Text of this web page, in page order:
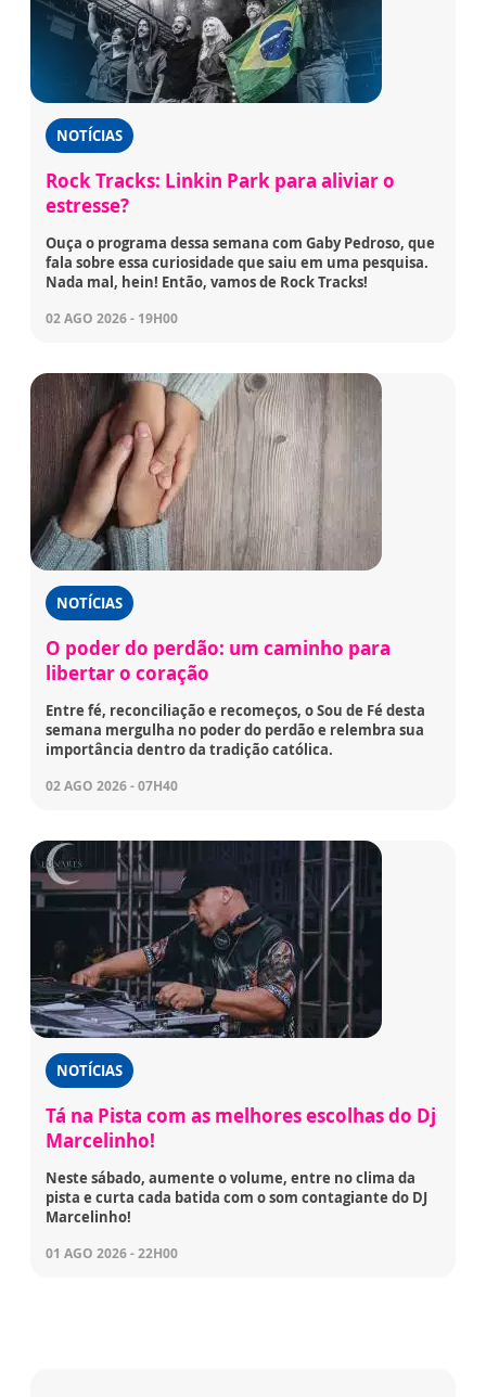
NOTÍCIAS
Rock Tracks: Linkin Park para aliviar o
estresse?
Ouça o programa dessa semana com Gaby Pedroso, que
fala sobre essa curiosidade que saiu em uma pesquisa.
Nada mal, hein! Então, vamos de Rock Tracks!
02 AGO 2026 - 19H00
NOTÍCIAS
O poder do perdão: um caminho para
libertar o coração
Entre fé, reconciliação e recomeços, o Sou de Fé desta
semana mergulha no poder do perdão e relembra sua
importância dentro da tradição católica.
02 AGO 2026 - 07H40
NOTÍCIAS
Tá na Pista com as melhores escolhas do Dj
Marcelinho!
Neste sábado, aumente o volume, entre no clima da
pista e curta cada batida com o som contagiante do DJ
Marcelinho!
01 AGO 2026 - 22H00